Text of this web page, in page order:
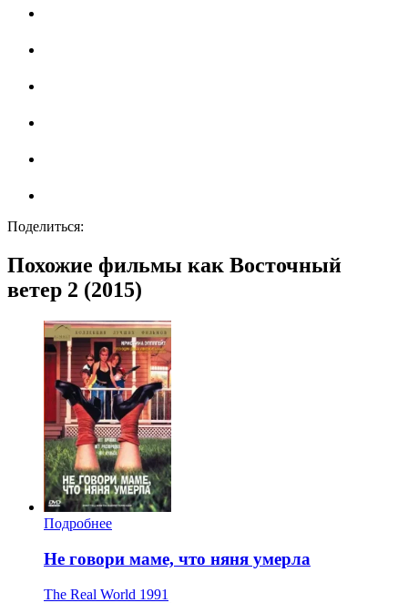
Поделиться:
Похожие фильмы как Восточный
ветер 2 (2015)
Подробнее
Не говори маме, что няня умерла
The Real World 1991